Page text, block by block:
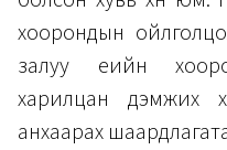
хоорондын
залуу үеийн
харилцан дэмжих
анхаарах